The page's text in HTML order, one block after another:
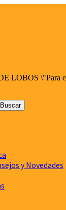
\"Para
y Novedades